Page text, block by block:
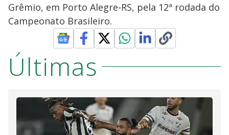
Grêmio, em Porto Alegre-RS, pela 12ª rodada do
Campeonato Brasileiro.
Últimas